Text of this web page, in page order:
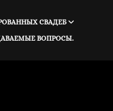
СВАДЕБ
ВОПРОСЫ.